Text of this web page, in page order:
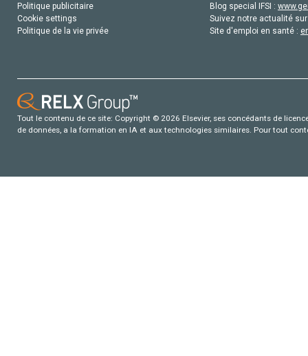
Politique publicitaire
Cookie settings
Politique de la vie privée
Blog special IFSI :
Suivez notre actualité
Site d'emploi en santé :
Tout le contenu de ce site: Copyright © 2026 Elsevier, ses concédants de
de données, a la formation en IA et aux technologies similaires. Pour tout